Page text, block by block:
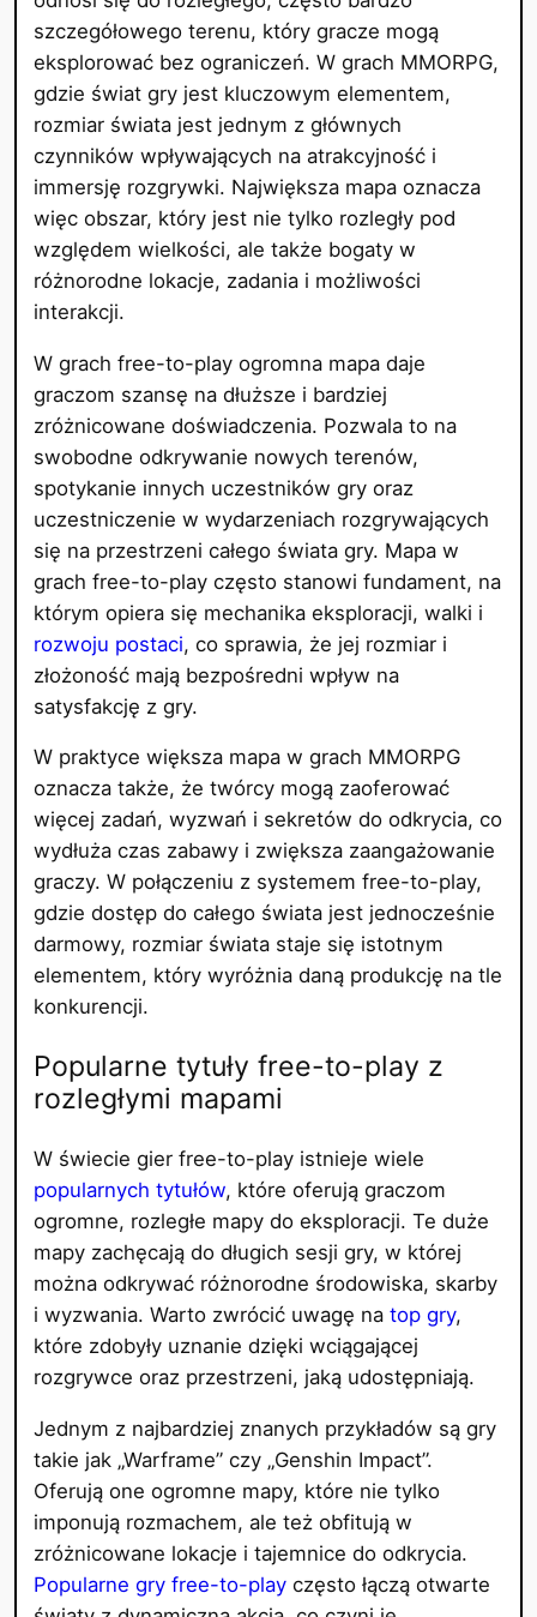
szczegółowego terenu, który gracze mogą
eksplorować bez ograniczeń. W grach MMORPG,
gdzie świat gry jest kluczowym elementem,
rozmiar świata jest jednym z głównych
czynników wpływających na atrakcyjność i
immersję rozgrywki. Największa mapa oznacza
więc obszar, który jest nie tylko rozległy pod
względem wielkości, ale także bogaty w
różnorodne lokacje, zadania i możliwości
interakcji.
W grach free-to-play ogromna mapa daje
graczom szansę na dłuższe i bardziej
zróżnicowane doświadczenia. Pozwala to na
swobodne odkrywanie nowych terenów,
spotykanie innych uczestników gry oraz
uczestniczenie w wydarzeniach rozgrywających
się na przestrzeni całego świata gry. Mapa w
grach free-to-play często stanowi fundament, na
którym opiera się mechanika eksploracji, walki i
rozwoju postaci, co sprawia, że jej rozmiar i
złożoność mają bezpośredni wpływ na
satysfakcję z gry.
W praktyce większa mapa w grach MMORPG
oznacza także, że twórcy mogą zaoferować
więcej zadań, wyzwań i sekretów do odkrycia, co
wydłuża czas zabawy i zwiększa zaangażowanie
graczy. W połączeniu z systemem free-to-play,
gdzie dostęp do całego świata jest jednocześnie
darmowy, rozmiar świata staje się istotnym
elementem, który wyróżnia daną produkcję na tle
konkurencji.
Popularne tytuły free-to-play z
rozległymi mapami
W świecie gier free-to-play istnieje wiele
popularnych tytułów, które oferują graczom
ogromne, rozległe mapy do eksploracji. Te duże
mapy zachęcają do długich sesji gry, w której
można odkrywać różnorodne środowiska, skarby
i wyzwania. Warto zwrócić uwagę na top gry,
które zdobyły uznanie dzięki wciągającej
rozgrywce oraz przestrzeni, jaką udostępniają.
Jednym z najbardziej znanych przykładów są gry
takie jak „Warframe” czy „Genshin Impact”.
Oferują one ogromne mapy, które nie tylko
imponują rozmachem, ale też obfitują w
zróżnicowane lokacje i tajemnice do odkrycia.
Popularne gry free-to-playczęsto łączą otwarte